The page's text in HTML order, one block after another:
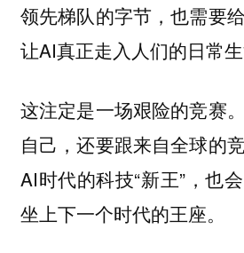
领先梯队的字节，也需要
让AI真正走入人们的日常生
这注定是一场艰险的竞赛
自己，还要跟来自全球的
AI时代的科技“新王”，也
坐上下一个时代的王座。